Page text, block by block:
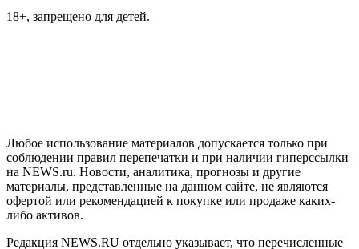
18+, запрещено для детей.
Любое использование материалов допускается только при
соблюдении правил перепечатки и при наличии гиперссылки
на NEWS.ru. Новости, аналитика, прогнозы и другие
материалы, представленные на данном сайте, не являются
офертой или рекомендацией к покупке или продаже каких-
либо активов.
Редакция NEWS.RU отдельно указывает, что перечисленные